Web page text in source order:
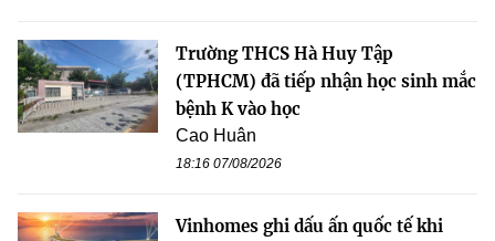
Trường THCS Hà Huy Tập
(TPHCM) đã tiếp nhận học sinh mắc
bệnh K vào học
Cao Huân
18:16 07/08/2026
Vinhomes ghi dấu ấn quốc tế khi